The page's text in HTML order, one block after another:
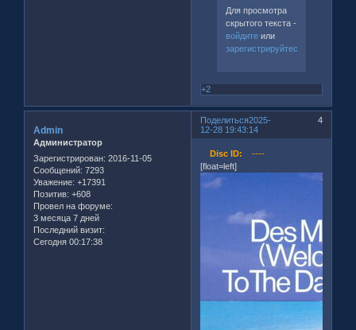
Для просмотра
скрытого текста -
войдитеили
зарегистрируйтесь
+2
Поделиться 4
2025-
12-28 19:43:14
Admin
Администратор
Зарегистрирован: 2016-11-05
Сообщений: 7293
Уважение: +17391
Позитив: +608
Провел на форуме:
3 месяца 7 дней
Последний визит:
Сегодня 00:17:38
Disc ID: ----
[float=left]